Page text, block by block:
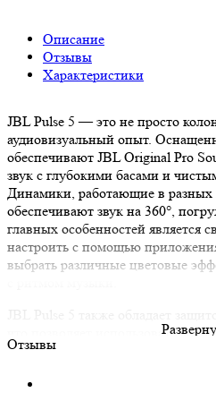
Описание
Отзывы
Характеристики
JBL Pulse 5 — это не просто
аудиовизуальный опыт.
обеспечивают JBL Original Pro
звук с глубокими басами и
Динамики, работающие в разных
обеспечивают звук на 360°,
главных особенностей является
настроить с помощью
выбрать различные цветовые
что позволяет использовать
условиях, будь то дождь или
беспроводного подключения
Отзывы